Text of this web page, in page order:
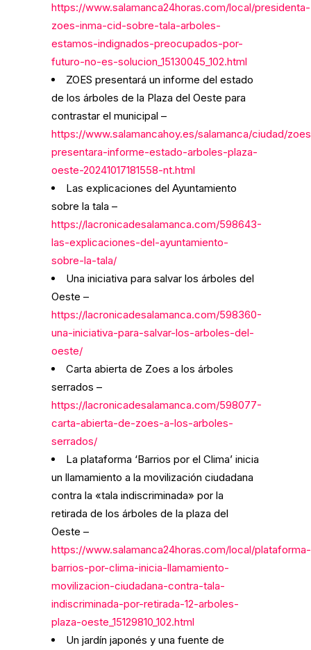
https://www.salamanca24horas.com/local/presidenta-
zoes-inma-cid-sobre-tala-arboles-
estamos-indignados-preocupados-por-
futuro-no-es-solucion_15130045_102.html
ZOES presentará un informe del estado
de los árboles de la Plaza del Oeste para
contrastar el municipal –
https://www.salamancahoy.es/salamanca/ciudad/
presentara-informe-estado-arboles-plaza-
oeste-20241017181558-nt.html
Las explicaciones del Ayuntamiento
sobre la tala –
https://lacronicadesalamanca.com/598643-
las-explicaciones-del-ayuntamiento-
sobre-la-tala/
Una iniciativa para salvar los árboles del
Oeste –
https://lacronicadesalamanca.com/598360-
una-iniciativa-para-salvar-los-arboles-del-
oeste/
Carta abierta de Zoes a los árboles
serrados –
https://lacronicadesalamanca.com/598077-
carta-abierta-de-zoes-a-los-arboles-
serrados/
La plataforma ‘Barrios por el Clima’ inicia
un llamamiento a la movilización ciudadana
contra la «tala indiscriminada» por la
retirada de los árboles de la plaza del
Oeste –
https://www.salamanca24horas.com/local/plataforma-
barrios-por-clima-inicia-llamamiento-
movilizacion-ciudadana-contra-tala-
indiscriminada-por-retirada-12-arboles-
plaza-oeste_15129810_102.html
Un jardín japonés y una fuente de